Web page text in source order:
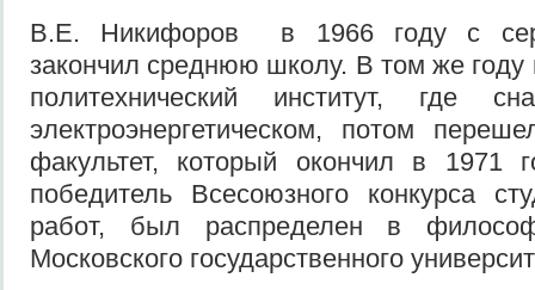
В.Е. Никифоров в 1966 году с
закончил среднюю школу. В том же году
политехнический институт, где
электроэнергетическом, потом
факультет, который окончил в 1971
победитель Всесоюзного конкурса
работ, был распределен в
Московского государственного